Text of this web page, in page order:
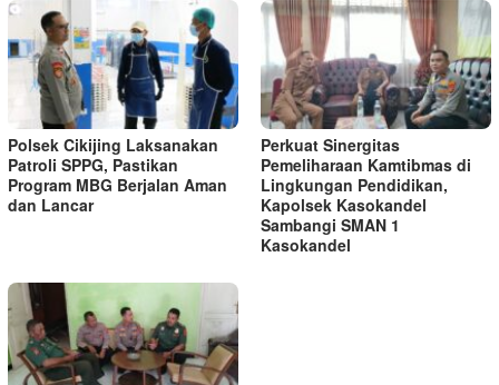
Polsek Cikijing Laksanakan
Patroli SPPG, Pastikan
Program MBG Berjalan Aman
dan Lancar
Perkuat Sinergitas
Pemeliharaan Kamtibmas di
Lingkungan Pendidikan,
Kapolsek Kasokandel
Sambangi SMAN 1
Kasokandel